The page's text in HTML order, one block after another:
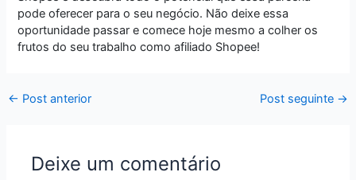
pode oferecer para o seu negócio. Não deixe essa
oportunidade passar e comece hoje mesmo a colher os
frutos do seu trabalho como afiliado Shopee!
← Post anterior Post seguinte →
Deixe um comentário